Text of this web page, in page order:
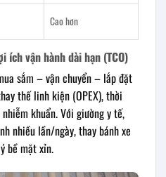
Cao hơn
ích vận hành dài hạn (TCO)
sắm – vận chuyển – lắp đặt
thế linh kiện (OPEX), thời
khuẩn. Với giường y tế,
nhiều lần/ngày, thay bánh xe
bề mặt xỉn.